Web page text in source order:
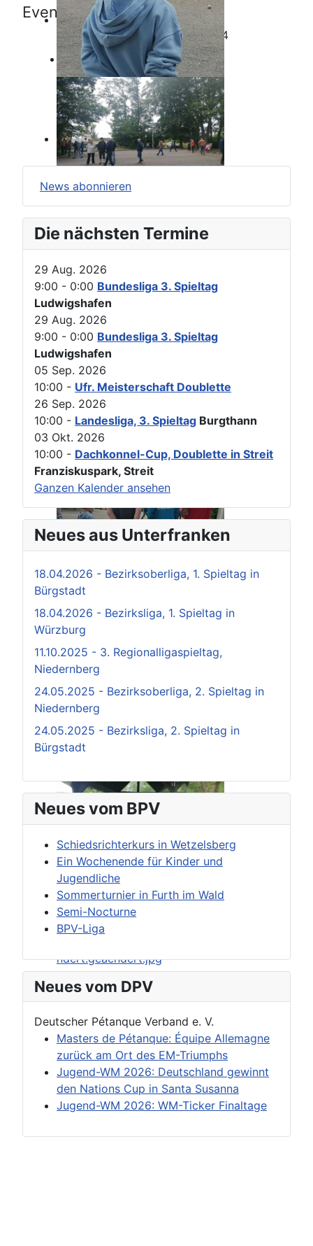
Events für
Sonntag, 13. Oktober 2024
Keine Termine
News abonnieren
Die nächsten Termine
29 Aug. 2026
9:00 - 0:00 Bundesliga 3. Spieltag
Ludwigshafen
29 Aug. 2026
9:00 - 0:00 Bundesliga 3. Spieltag
Ludwigshafen
05 Sep. 2026
10:00 - Ufr. Meisterschaft Doublette
26 Sep. 2026
10:00 - Landesliga, 3. Spieltag Burgthann
03 Okt. 2026
10:00 - Dachkonnel-Cup, Doublette in Streit
Franziskuspark, Streit
Ganzen Kalender ansehen
Neues aus Unterfranken
18.04.2026 - Bezirksoberliga, 1. Spieltag in
Bürgstadt
18.04.2026 - Bezirksliga, 1. Spieltag in
Würzburg
11.10.2025 - 3. Regionalligaspieltag,
Niedernberg
24.05.2025 - Bezirksoberliga, 2. Spieltag in
Niedernberg
24.05.2025 - Bezirksliga, 2. Spieltag in
Bürgstadt
Neues vom BPV
Schiedsrichterkurs in Wetzelsberg
Ein Wochenende für Kinder und
Jugendliche
Sommerturnier in Furth im Wald
Semi-Nocturne
BPV-Liga
Neues vom DPV
Deutscher Pétanque Verband e. V.
Masters de Pétanque: Équipe Allemagne
zurück am Ort des EM-Triumphs
Jugend-WM 2026: Deutschland gewinnt
den Nations Cup in Santa Susanna
Jugend-WM 2026: WM-Ticker Finaltage